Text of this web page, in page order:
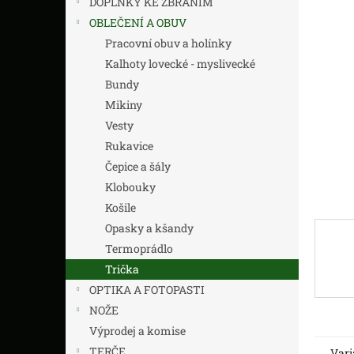
OBLEČENÍ A OBUV
Pracovní obuv a holínky
Kalhoty lovecké - myslivecké
Bundy
Mikiny
Vesty
Rukavice
Čepice a šály
Klobouky
Košile
Opasky a kšandy
Termoprádlo
Trička
OPTIKA A FOTOPASTI
NOŽE
Výprodej a komise